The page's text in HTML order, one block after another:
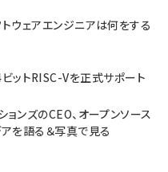
ウェアエンジニアは何をする
ットRISC-Vを正式サポート
ンズのCEO、オープンソース
を語る＆写真で見る